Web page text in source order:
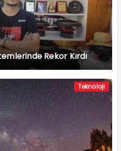
Rekor Kırdı
Teknoloji